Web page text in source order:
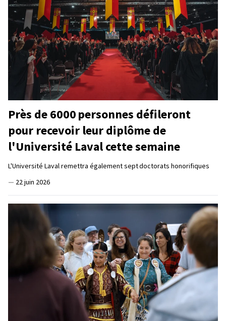
Près de 6000 personnes défileront
pour recevoir leur diplôme de
l'Université Laval cette semaine
L'Université Laval remettra également sept doctorats honorifiques
— 22 juin 2026